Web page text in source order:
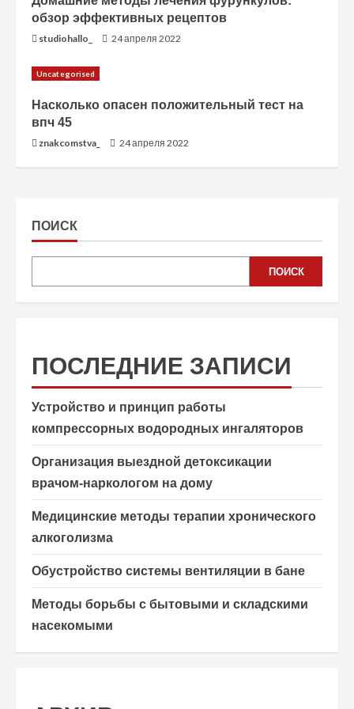
обзор эффективных рецептов
studiohallo_ 24 апреля 2022
Uncategorised
Насколько опасен положительный тест на
впч 45
znakcomstva_ 24 апреля 2022
ПОИСК
ПОИСК
ПОСЛЕДНИЕ ЗАПИСИ
Устройство и принцип работы
компрессорных водородных ингаляторов
Организация выездной детоксикации
врачом-наркологом на дому
Медицинские методы терапии хронического
алкоголизма
Обустройство системы вентиляции в бане
Методы борьбы с бытовыми и складскими
насекомыми